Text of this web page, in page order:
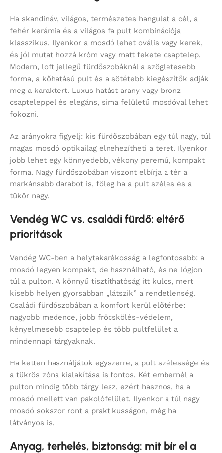
Ha skandináv, világos, természetes hangulat a cél, a
fehér kerámia és a világos fa pult kombinációja
klasszikus. Ilyenkor a mosdó lehet ovális vagy kerek,
és jól mutat hozzá króm vagy matt fekete csaptelep.
Modern, loft jellegű fürdőszobáknál a szögletesebb
forma, a kőhatású pult és a sötétebb kiegészítők adják
meg a karaktert. Luxus hatást arany vagy bronz
csapteleppel és elegáns, sima felületű mosdóval lehet
fokozni.
Az arányokra figyelj: kis fürdőszobában egy túl nagy, túl
magas mosdó optikailag elnehezítheti a teret. Ilyenkor
jobb lehet egy könnyedebb, vékony peremű, kompakt
forma. Nagy fürdőszobában viszont elbírja a tér a
markánsabb darabot is, főleg ha a pult széles és a
tükör nagy.
Vendég WC vs. családi fürdő: eltérő
prioritások
Vendég WC-ben a helytakarékosság a legfontosabb: a
mosdó legyen kompakt, de használható, és ne lógjon
túl a pulton. A könnyű tisztíthatóság itt kulcs, mert
kisebb helyen gyorsabban „látszik” a rendetlenség.
Családi fürdőszobában a komfort kerül előtérbe:
nagyobb medence, jobb fröcskölés-védelem,
kényelmesebb csaptelep és több pultfelület a
mindennapi tárgyaknak.
Ha ketten használjátok egyszerre, a pult szélessége és
a tükrös zóna kialakítása is fontos. Két embernél a
pulton mindig több tárgy lesz, ezért hasznos, ha a
mosdó mellett van pakolófelület. Ilyenkor a túl nagy
mosdó sokszor ront a praktikusságon, még ha
látványos is.
Anyag, terhelés, biztonság: mit bír el a